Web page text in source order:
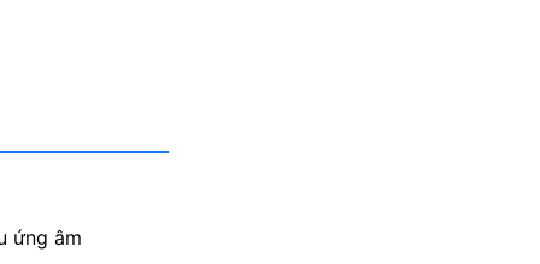
ứng âm